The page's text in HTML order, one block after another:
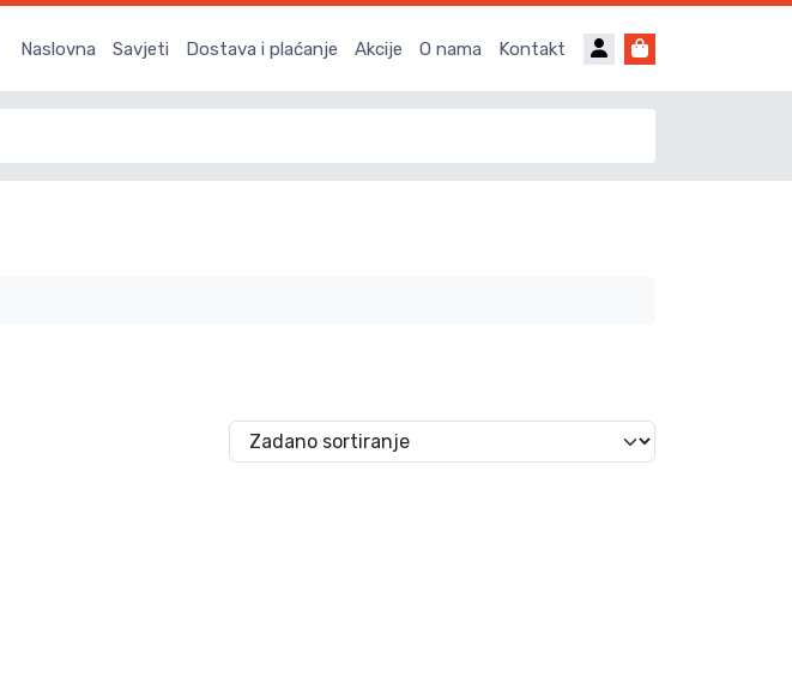
Naslovna Savjeti Dostava i plaćanje Akcije O nama Kontakt Account
Cart